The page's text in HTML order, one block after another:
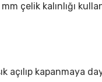
çelik kalınlığı
açılıp kapanmaya